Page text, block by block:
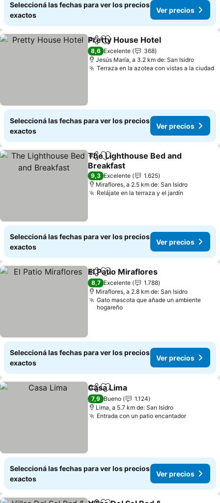
Seleccioná las fechas para ver los precios
exactos
Ver precios
CompartirAñadir a favoritos
Pretty House Hotel
8,6 Excelente
368
Jesús María, a 3.2 km de: San Isidro
Terraza en la azotea con vistas a la ciudad
Seleccioná las fechas para ver los precios
exactos
Ver precios
Compartir
Añadir a favoritos
The Lighthouse Bed and
Breakfast
9,3 Excelente
1.625
Miraflores, a 2.5 km de: San Isidro
Relájate en la terraza y el jardín
Seleccioná las fechas para ver los precios
exactos
Ver precios
CompartirAñadir a favoritos
El Patio Miraflores
8,7 Excelente
1.788
Miraflores, a 2.8 km de: San Isidro
Gato mascota que añade un ambiente
hogareño
Seleccioná las fechas para ver los precios
exactos
Ver precios
CompartirAñadir a favoritos
Casa Lima
7,9 Bueno
1.124
Lima, a 5.7 km de: San Isidro
Entrada con un patio encantador
Seleccioná las fechas para ver los precios
exactos
Ver precios